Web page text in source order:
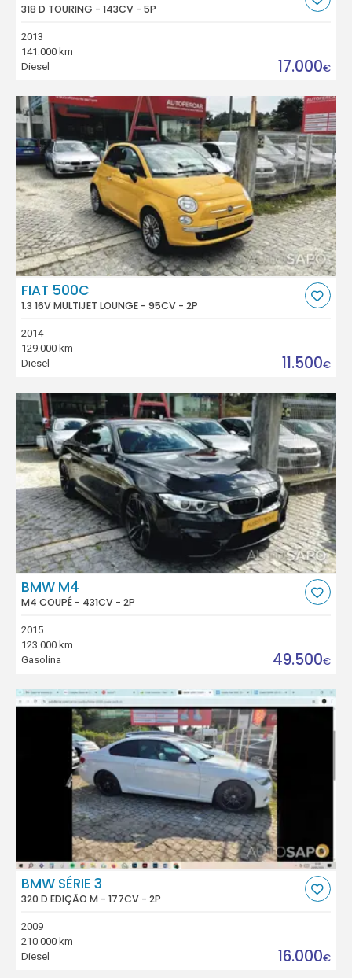
318 D TOURING - 143CV - 5P
2013
141.000 km
Diesel
17.000€
FIAT 500C
1.3 16V MULTIJET LOUNGE - 95CV - 2P
2014
129.000 km
Diesel
11.500€
BMW M4
M4 COUPÉ - 431CV - 2P
2015
123.000 km
Gasolina
49.500€
BMW SÉRIE 3
320 D EDIÇÃO M - 177CV - 2P
2009
210.000 km
Diesel
16.000€